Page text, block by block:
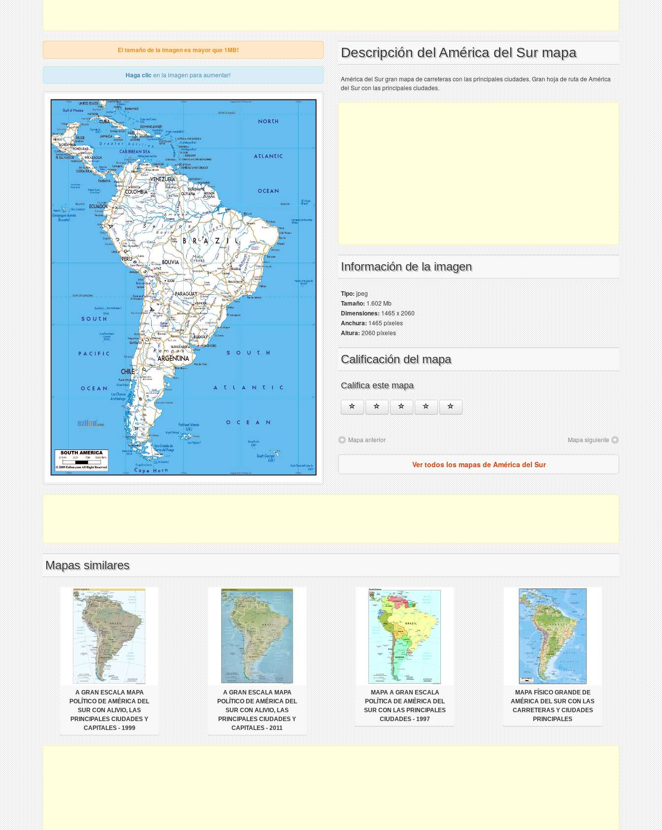
El tamaño de la imagen es mayor que 1MB!
Haga clic en la imagen para aumentar!
Descripción del América del Sur mapa
América del Sur gran mapa de carreteras con las principales ciudades. Gran hoja de ruta de América
del Sur con las principales ciudades.
Información de la imagen
Tipo:jpeg
Tamaño:1.602 Mb
Dimensiones:1465 x 2060
Anchura:1465 píxeles
Altura:2060 píxeles
Calificación del mapa
Califica este mapa
Mapa anterior Mapa siguiente
Ver todos los mapas de América del Sur
Mapas similares
A GRAN ESCALA MAPA
POLÍTICO DE AMÉRICA DEL
SUR CON ALIVIO, LAS
PRINCIPALES CIUDADES Y
CAPITALES - 1999
A GRAN ESCALA MAPA
POLÍTICO DE AMÉRICA DEL
SUR CON ALIVIO, LAS
PRINCIPALES CIUDADES Y
CAPITALES - 2011
MAPA A GRAN ESCALA
POLÍTICA DE AMÉRICA DEL
SUR CON LAS PRINCIPALES
CIUDADES - 1997
MAPA FÍSICO GRANDE DE
AMÉRICA DEL SUR CON LAS
CARRETERAS Y CIUDADES
PRINCIPALES